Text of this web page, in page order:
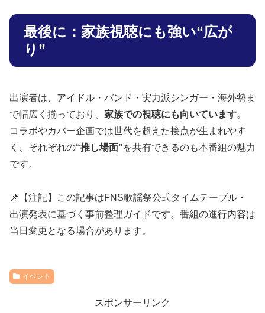
最後に：家族視聴にも強い“広が
り”
出演者は、アイドル・バンド・実力派シンガー・海外勢ま
で幅広く揃っており、 家族での視聴にも向いています。
コラボやカバー企画では世代を超えた接点が生まれやす
く、それぞれの“推し場面”を共有できるのも本番組の魅力
です。
📌【注記】この記事はFNS歌謡祭公式タイムテーブル・
出演発表に基づく事前整理ガイドです。番組の進行内容は
当日変更となる場合があります。
イベント
スポンサーリンク